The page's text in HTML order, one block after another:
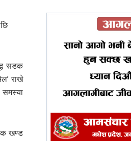
सडक
राखे
समस्या
खण्ड